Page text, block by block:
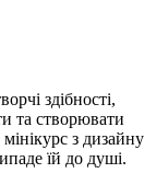
здібності,
та створювати
з дизайну
їй до душі.